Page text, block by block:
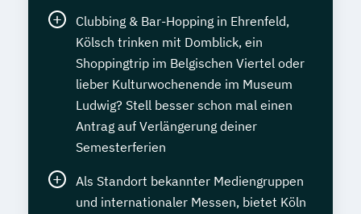
Clubbing & Bar-Hopping in Ehrenfeld,
Kölsch trinken mit Domblick, ein
Shoppingtrip im Belgischen Viertel oder
lieber Kulturwochenende im Museum
Ludwig? Stell besser schon mal einen
Antrag auf Verlängerung deiner
Semesterferien
Als Standort bekannter Mediengruppen
und internationaler Messen, bietet Köln